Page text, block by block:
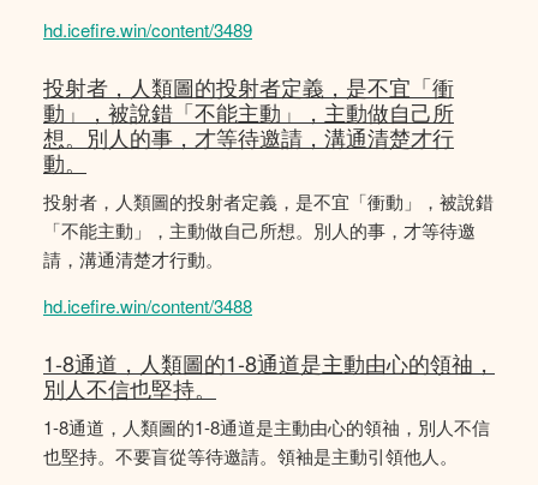
hd.icefire.win/content/3489
投射者，人類圖的投射者定義，是不宜「衝
動」，被說錯「不能主動」，主動做自己所
想。別人的事，才等待邀請，溝通清楚才行
動。
投射者，人類圖的投射者定義，是不宜「衝動」，被說錯
「不能主動」，主動做自己所想。別人的事，才等待邀
請，溝通清楚才行動。
hd.icefire.win/content/3488
1-8通道，人類圖的1-8通道是主動由心的領䄂，
別人不信也堅持。
1-8通道，人類圖的1-8通道是主動由心的領䄂，別人不信
也堅持。不要盲從等待邀請。領袖是主動引領他人。